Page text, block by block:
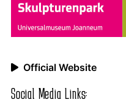
Official Website
Social Media Links: